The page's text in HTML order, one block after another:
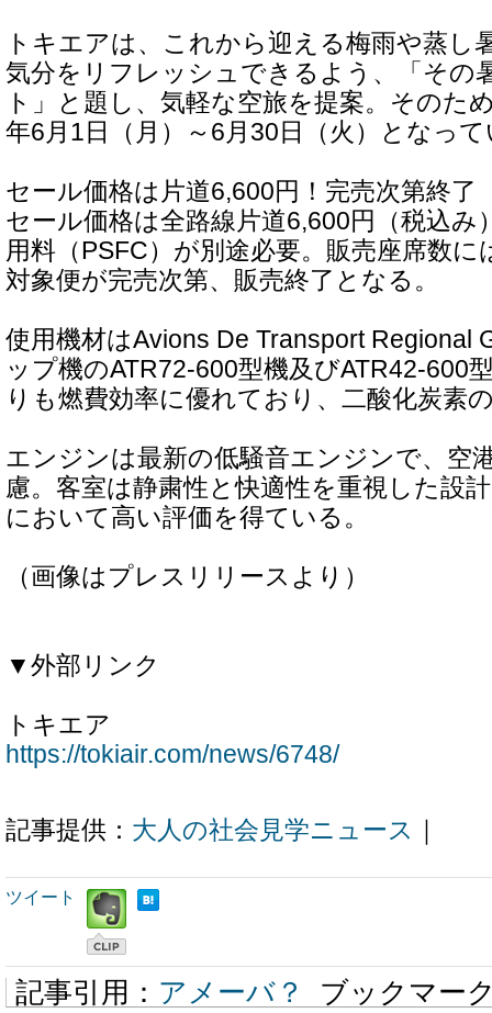
トキエアは、これから迎える梅雨や蒸し
気分をリフレッシュできるよう、「その
ト」と題し、気軽な空旅を提案。そのた
年6月1日（月）～6月30日（火）となっ
セール価格は片道6,600円！完売次第終了
セール価格は全路線片道6,600円（税込み
用料（PSFC）が別途必要。販売座席数
対象便が完売次第、販売終了となる。
使用機材はAvions De Transport Regional
ップ機のATR72-600型機及びATR42-600
りも燃費効率に優れており、二酸化炭素
エンジンは最新の低騒音エンジンで、空
慮。客室は静粛性と快適性を重視した設
において高い評価を得ている。
（画像はプレスリリースより）
▼外部リンク
トキエア
https://tokiair.com/news/6748/
記事提供： 大人の社会見学ニュース
ツイート
記事引用： アメーバ？ ブックマー